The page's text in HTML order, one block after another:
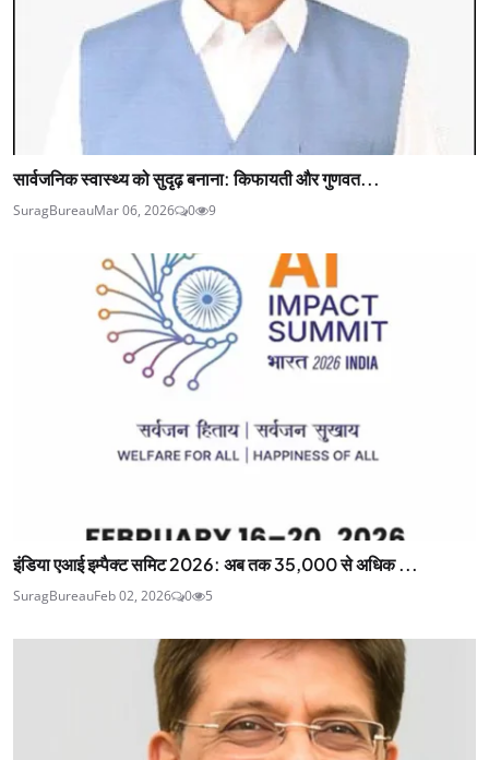
सार्वजनिक स्वास्थ्य को सुदृढ़ बनाना: किफायती और गुणवत...
SuragBureauMar 06, 2026 0 9
इंडिया एआई इम्पैक्ट समिट 2026: अब तक 35,000 से अधिक ...
SuragBureauFeb 02, 2026 0 5